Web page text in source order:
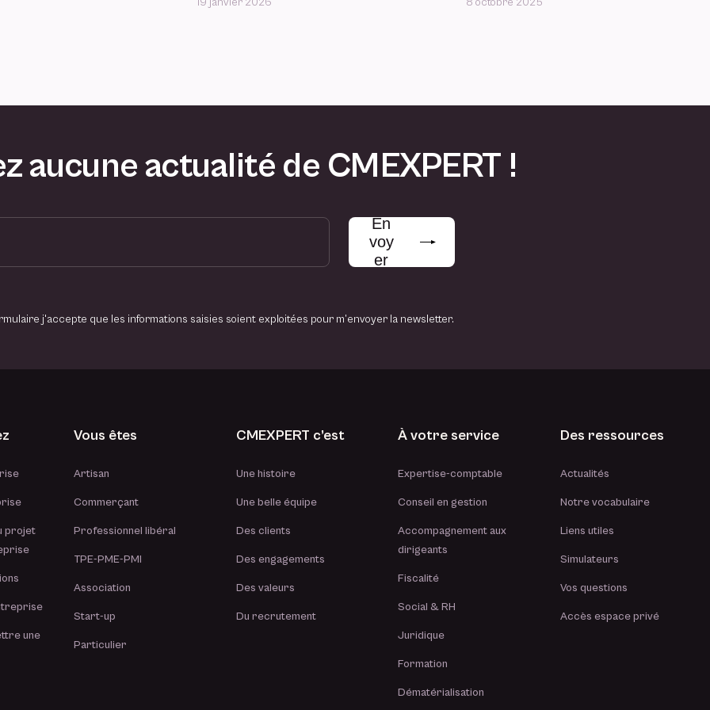
aucune actualité de CMEXPERT !
En
voy
er
j'accepte que les informations saisies soient exploitées pour m’envoyer la newsletter.
projet
une
Vous êtes
Artisan
Commerçant
Professionnel libéral
TPE-PME-PMI
Association
Start-up
Particulier
CMEXPERT c’est
Une histoire
Une belle équipe
Des clients
Des engagements
Des valeurs
Du recrutement
À votre service
Expertise-comptable
Conseil en gestion
Accompagnement aux
dirigeants
Fiscalité
Social & RH
Juridique
Formation
Dématérialisation
Des ressources
Actualités
Notre vocabulaire
Liens utiles
Simulateurs
Vos questions
Accès espace privé